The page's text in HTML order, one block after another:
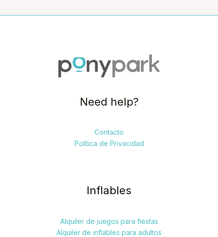
Need help?
Contacto
Política de Privacidad
Inflables
Alquiler de juegos para fiestas
Alquiler de inflables para adultos